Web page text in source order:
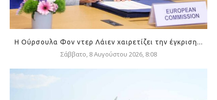
Η Ούρσουλα Φον ντερ Λάιεν χαιρετίζει την έγκριση...
Σάββατο, 8 Αυγούστου 2026, 8:08